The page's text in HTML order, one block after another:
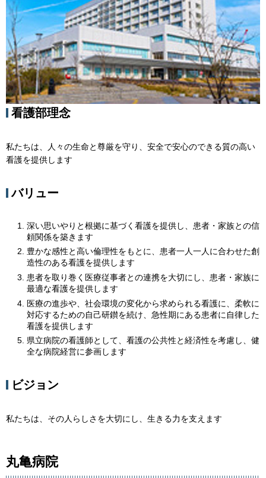
看護部理念
私たちは、人々の生命と尊厳を守り、安全で安心のできる質の高い
看護を提供します
バリュー
深い思いやりと根拠に基づく看護を提供し、患者・家族との信
頼関係を築きます
豊かな感性と高い倫理性をもとに、患者一人一人に合わせた創
造性のある看護を提供します
患者を取り巻く医療従事者との連携を大切にし、患者・家族に
最適な看護を提供します
医療の進歩や、社会環境の変化から求められる看護に、柔軟に
対応するための自己研鑚を続け、急性期にある患者に自律した
看護を提供します
県立病院の看護師として、看護の公共性と経済性を考慮し、健
全な病院経営に参画します
ビジョン
私たちは、その人らしさを大切にし、生きる力を支えます
丸亀病院